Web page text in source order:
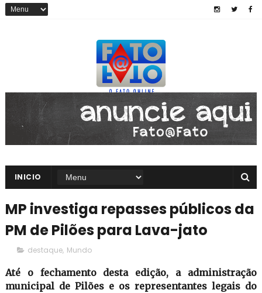
INICIO
MP investiga repasses públicos da
PM de Pilões para Lava-jato
destaque, Mundo
Até o fechamento desta edição, a administração
municipal de Pilões e os representantes legais do